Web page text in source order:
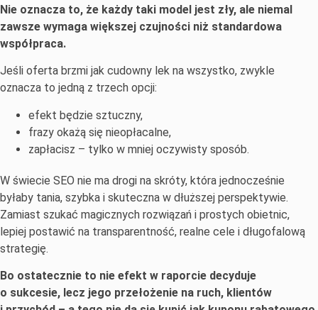
Nie oznacza to, że każdy taki model jest zły, ale niemal
zawsze wymaga większej czujności niż standardowa
współpraca.
Jeśli oferta brzmi jak cudowny lek na wszystko, zwykle
oznacza to jedną z trzech opcji:
efekt będzie sztuczny,
frazy okażą się nieopłacalne,
zapłacisz – tylko w mniej oczywisty sposób.
W świecie SEO nie ma drogi na skróty, która jednocześnie
byłaby tania, szybka i skuteczna w dłuższej perspektywie.
Zamiast szukać magicznych rozwiązań i prostych obietnic,
lepiej postawić na transparentność, realne cele i długofalową
strategię.
Bo ostatecznie to nie efekt w raporcie decyduje
o sukcesie, lecz jego przełożenie na ruch, klientów